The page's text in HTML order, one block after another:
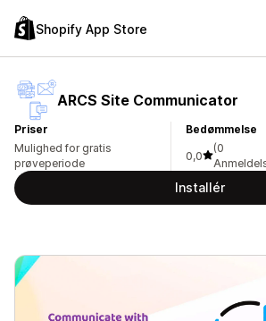
Shopify App Store
ARCS Site Communicator
Priser
Mulighed for gratis
prøveperiode
Bedømmelse
0,0
(0
Installér